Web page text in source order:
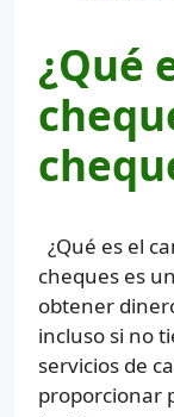
¿Qué
¿Qué es el
cheques es
obtener
incluso si no
servicios de
proporcionar